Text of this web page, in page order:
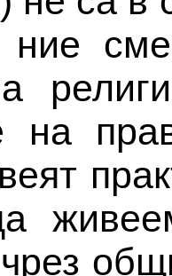
ние
на